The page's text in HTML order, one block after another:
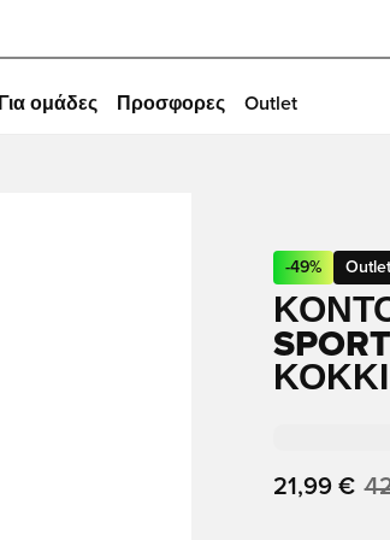
Για ομάδες Προσφορες Outlet
-49% Outlet
21,99 €